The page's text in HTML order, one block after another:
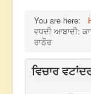
You are here:
ਵਧਦੀ ਆਬਾਦੀ:
ਰਾਠੌਰ
ਵਿਚਾਰ